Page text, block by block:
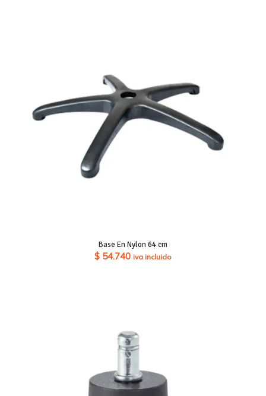
Base En Nylon 64 cm
$54.740 iva incluido